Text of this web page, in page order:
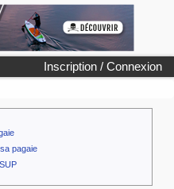
Inscription / Connexion
pagaie